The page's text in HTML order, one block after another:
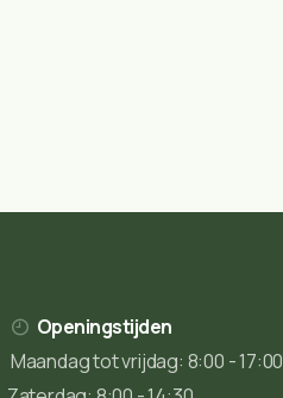
Openingstijden
Maandag tot vrijdag: 8:00 - 17:00